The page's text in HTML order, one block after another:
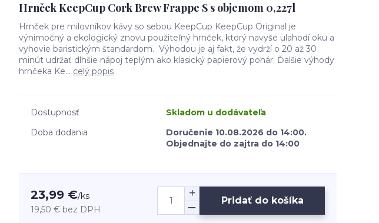
Hrnček KeepCup Cork Brew Frappe S s objemom 0,227l
Hrnček pre milovníkov kávy so sebou KeepCup KeepCup Original je
výnimočný a ekologický znovu použiteľný hrnček, ktorý navyše ulahodí oku a
vyhovie baristickým štandardom. Výhodou je aj fakt, že vydrží o 20 až 30
minút udržať dlhšie nápoj teplým ako klasický papierový pohár. Ďalšie výhody
hrnčeka Ke... celý popis
Dostupnosť
Skladom u dodávateľa
Doba dodania
Doručenie 10.08.2026 do 14:00.
Objednajte do zajtra do 14:00
23,99 €/ks
19,50 € bez DPH
Pridať do košíka